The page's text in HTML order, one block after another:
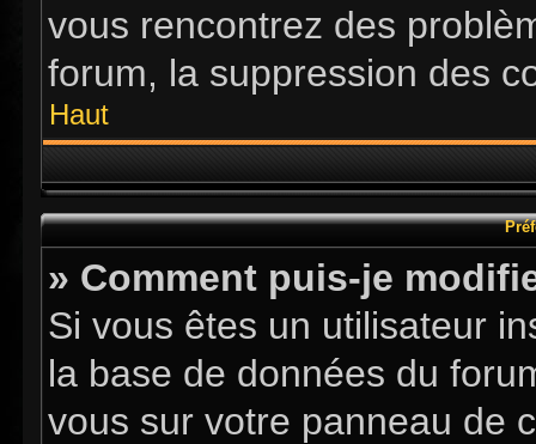
vous rencontrez des
forum, la suppression des
Haut
» Comment puis-je
Si vous êtes un utilisateur
la base de données du
vous sur votre panneau de